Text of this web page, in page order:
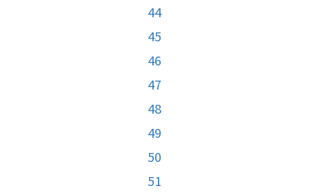
44
45
46
47
48
49
50
51